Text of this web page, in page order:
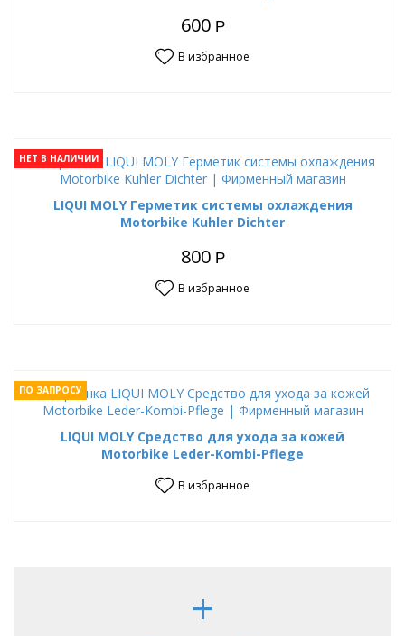
600 Р
В избранное
LIQUI MOLY Герметик системы охлаждения
Motorbike Kuhler Dichter
НЕТ В НАЛИЧИИ
800 Р
В избранное
LIQUI MOLY Средство для ухода за кожей
Motorbike Leder-Kombi-Pflege
ПО ЗАПРОСУ
В избранное
+